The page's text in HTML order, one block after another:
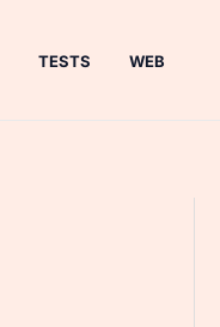
TESTS WEB